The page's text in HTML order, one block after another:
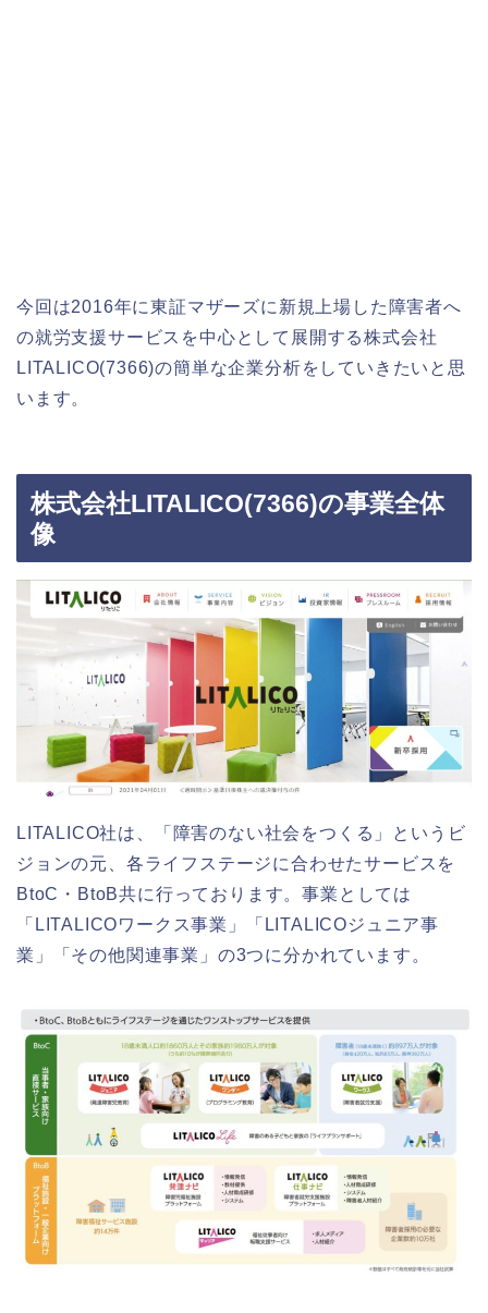
今回は2016年に東証マザーズに新規上場した障害者へ
の就労支援サービスを中心として展開する株式会社
LITALICO(7366)の簡単な企業分析をしていきたいと思
います。
株式会社LITALICO(7366)の事業全体
像
LITALICO社は、「障害のない社会をつくる」というビ
ジョンの元、各ライフステージに合わせたサービスを
BtoC・BtoB共に行っております。事業としては
「LITALICOワークス事業」「LITALICOジュニア事
業」「その他関連事業」の3つに分かれています。